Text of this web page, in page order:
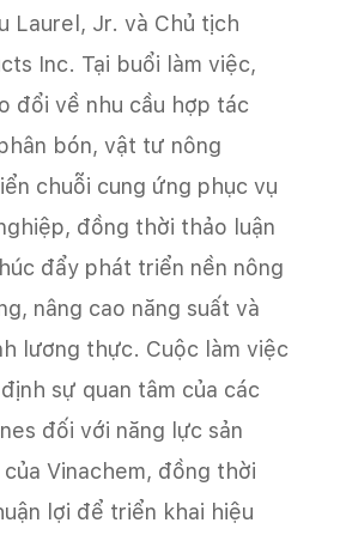
Laurel, Jr. và Chủ tịch
Inc. Tại buổi làm việc,
đổi về nhu cầu hợp tác
bón, vật tư nông
chuỗi cung ứng phục vụ
đồng thời thảo luận
đẩy phát triển nền nông
nâng cao năng suất và
lương thực. Cuộc làm việc
sự quan tâm của các
đối với năng lực sản
Vinachem, đồng thời
lợi để triển khai hiệu